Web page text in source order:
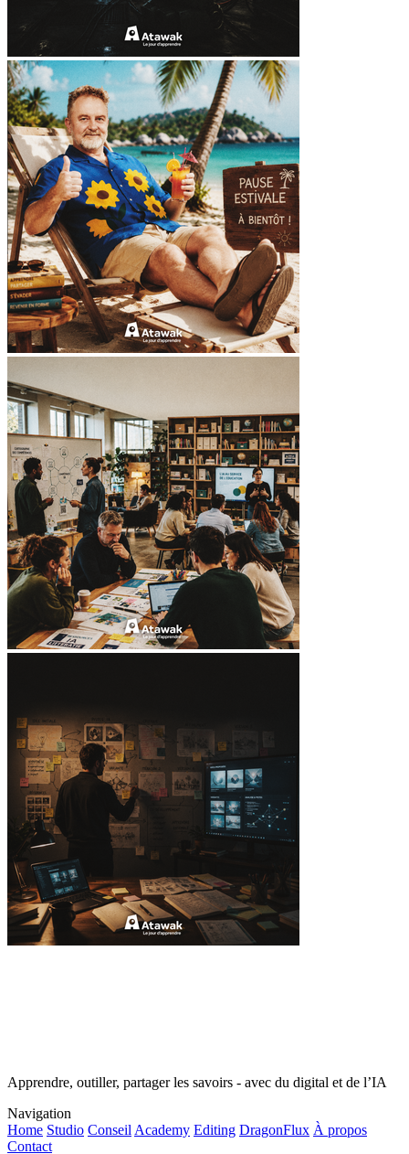
Apprendre, outiller, partager les savoirs - avec du digital et de l’IA
Navigation
Home Studio Conseil Academy Editing DragonFlux À propos
Contact